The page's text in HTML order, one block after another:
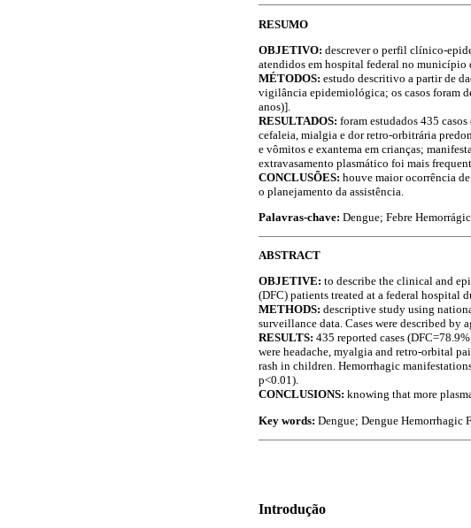
RESUMO
OBJETIVO: descrever o perfil clínico-
atendidos em hospital federal no município
MÉTODOS: estudo descritivo a partir de
vigilância epidemiológica; os casos foram
anos)].
RESULTADOS: foram estudados 435
cefaleia, mialgia e dor retro-orbitrária
e vômitos e exantema em crianças;
extravasamento plasmático foi mais
CONCLUSÕES: houve maior ocorrência
o planejamento da assistência.
Palavras-chave: Dengue; Febre
ABSTRACT
OBJETIVE: to describe the clinical and
(DFC) patients treated at a federal hospital
METHODS: descriptive study using
surveillance data. Cases were described by
RESULTS: 435 reported cases
were headache, myalgia and retro-orbital
rash in children. Hemorrhagic
p<0.01).
CONCLUSIONS: knowing that more
Key words: Dengue; Dengue Hemorrhagic
Introdução